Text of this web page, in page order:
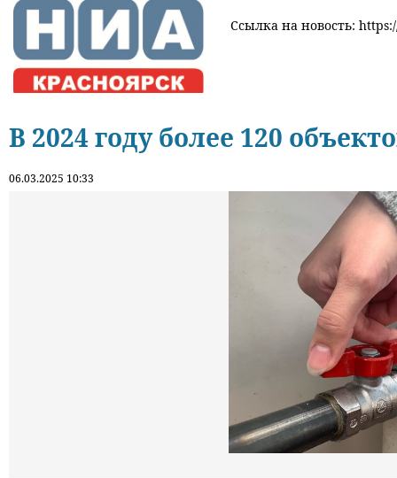
Ссылка на новость:
В 2024 году более 120
06.03.2025 10:33